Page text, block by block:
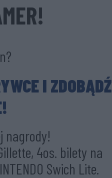
I ZDOBĄDŹ
nagrody!
4os. bilety na
Swich Lite.